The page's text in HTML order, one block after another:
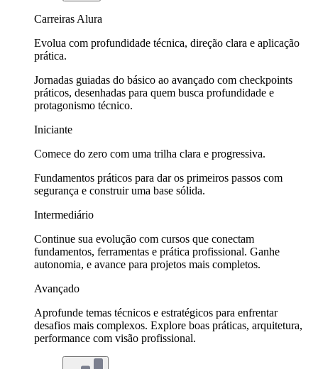
Carreiras Alura
Evolua com profundidade técnica, direção clara e aplicação
prática.
Jornadas guiadas do básico ao avançado com checkpoints
práticos, desenhadas para quem busca profundidade e
protagonismo técnico.
Iniciante
Comece do zero com uma trilha clara e progressiva.
Fundamentos práticos para dar os primeiros passos com
segurança e construir uma base sólida.
Intermediário
Continue sua evolução com cursos que conectam
fundamentos, ferramentas e prática profissional. Ganhe
autonomia, e avance para projetos mais completos.
Avançado
Aprofunde temas técnicos e estratégicos para enfrentar
desafios mais complexos. Explore boas práticas, arquitetura,
performance com visão profissional.